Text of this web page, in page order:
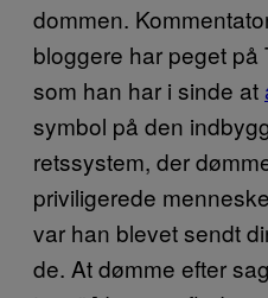
dommen.
bloggere har peget på
som han har i sinde at
symbol på den
retssystem, der
priviligerede
var han blevet sendt
de. At dømme efter